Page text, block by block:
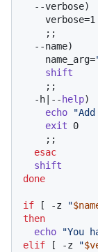
    name_arg=
shift
  -h|--
help)
echo
exit 0
esac
shift
done
if [ -z "
then
echo
"You
elif [ -z "